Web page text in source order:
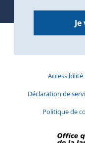
Accessibilité
Déclaration de
Politique de